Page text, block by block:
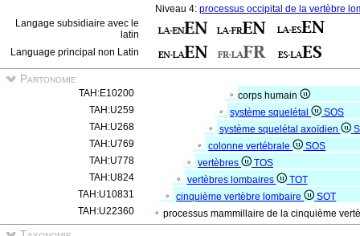
Niveau 4: processus occipital de la vertèbre
Langage subsidiaire avec le
latin
Language principal non Latin
Partonomie
TAH:E10200
corps humain
TAH:U259
système squelétal
SOS
TAH:U268
système squelétal axoïdien
TAH:U769
colonne vertébrale
SOS
TAH:U778
vertèbres
TOS
TAH:U824
vertèbres lombaires
TOT
TAH:U10831
cinquième vertèbre lombaire
SOT
TAH:U22360
processus mammillaire de la cinquième